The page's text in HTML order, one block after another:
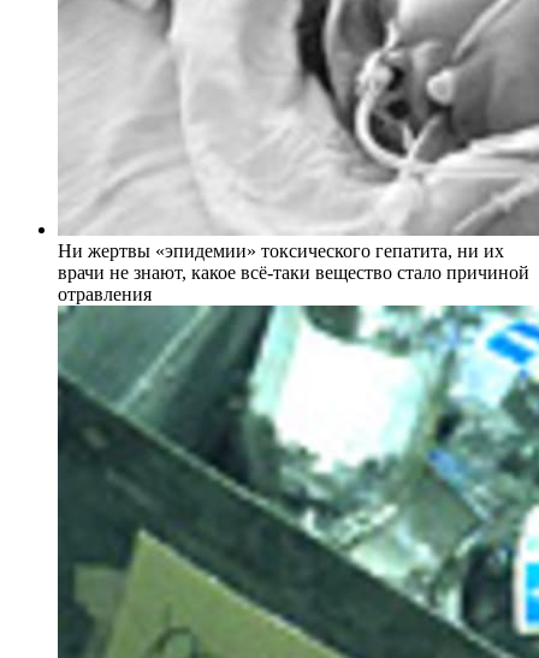
Ни жертвы «эпидемии» токсического гепатита, ни их
врачи не знают, какое всё-таки вещество стало причиной
отравления